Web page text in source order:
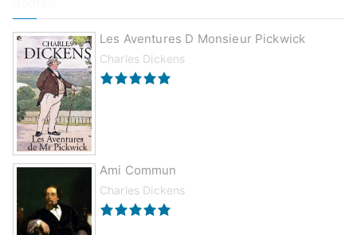
Les Aventures D Monsieur Pickwick
Charles Dickens
Ami Commun
Charles Dickens